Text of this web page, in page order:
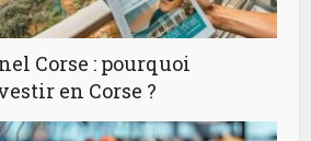
Corse : pourquoi
en Corse ?